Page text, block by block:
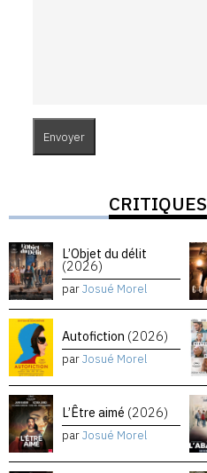
CRITIQUES
L’Objet du délit
(2026)
parJosué Morel
Autofiction (2026)
parJosué Morel
L’Être aimé (2026)
parJosué Morel